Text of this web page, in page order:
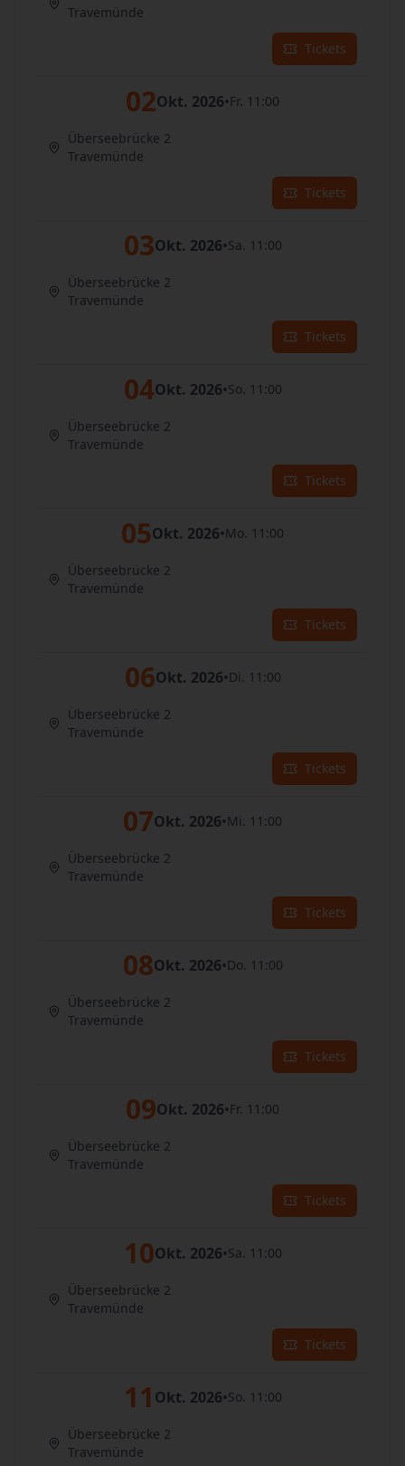
Travemünde
Tickets
02Okt. 2026•Fr. 11:00
Überseebrücke 2
Travemünde
Tickets
03Okt. 2026•Sa. 11:00
Überseebrücke 2
Travemünde
Tickets
04Okt. 2026•So. 11:00
Überseebrücke 2
Travemünde
Tickets
05Okt. 2026•Mo. 11:00
Überseebrücke 2
Travemünde
Tickets
06Okt. 2026•Di. 11:00
Überseebrücke 2
Travemünde
Tickets
07Okt. 2026•Mi. 11:00
Überseebrücke 2
Travemünde
Tickets
08Okt. 2026•Do. 11:00
Überseebrücke 2
Travemünde
Tickets
09Okt. 2026•Fr. 11:00
Überseebrücke 2
Travemünde
Tickets
10Okt. 2026•Sa. 11:00
Überseebrücke 2
Travemünde
Tickets
11 Okt. 2026•So. 11:00
Überseebrücke 2
Travemünde